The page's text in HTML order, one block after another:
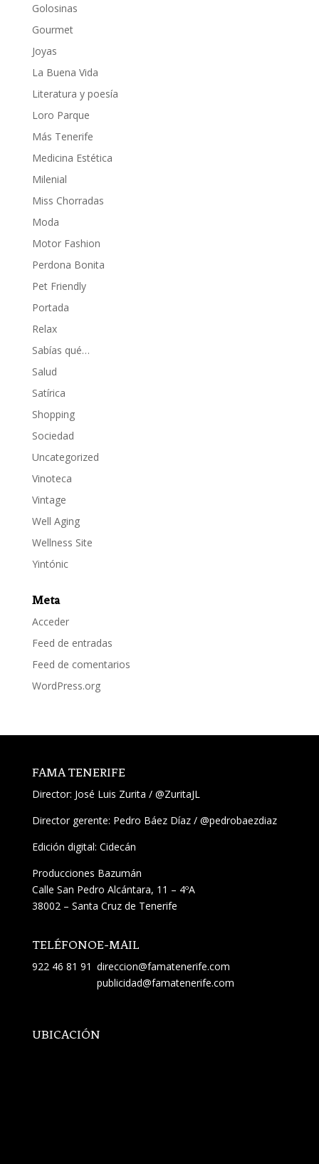
Golosinas
Gourmet
Joyas
La Buena Vida
Literatura y poesía
Loro Parque
Más Tenerife
Medicina Estética
Milenial
Miss Chorradas
Moda
Motor Fashion
Perdona Bonita
Pet Friendly
Portada
Relax
Sabías qué…
Salud
Satírica
Shopping
Sociedad
Uncategorized
Vinoteca
Vintage
Well Aging
Wellness Site
Yintónic
Meta
Acceder
Feed de entradas
Feed de comentarios
WordPress.org
FAMA TENERIFE
Director: José Luis Zurita / @ZuritaJL
Director gerente: Pedro Báez Díaz / @pedrobaezdiaz
Edición digital: Cidecán
Producciones Bazumán
Calle San Pedro Alcántara, 11 – 4ºA
38002 – Santa Cruz de Tenerife
TELÉFONO
922 46 81 91
E-MAIL
direccion@famatenerife.com
publicidad@famatenerife.com
UBICACIÓN